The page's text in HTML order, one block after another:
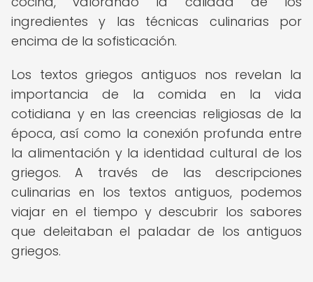
ingredientes y las técnicas culinarias por
encima de la sofisticación.
Los textos griegos antiguos nos revelan la
importancia de la comida en la vida
cotidiana y en las creencias religiosas de la
época, así como la conexión profunda entre
la alimentación y la identidad cultural de los
griegos. A través de las descripciones
culinarias en los textos antiguos, podemos
viajar en el tiempo y descubrir los sabores
que deleitaban el paladar de los antiguos
griegos.